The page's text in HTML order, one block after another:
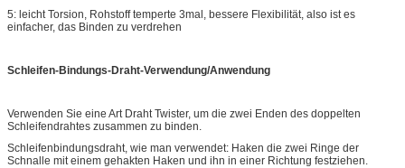
5: leicht Torsion, Rohstoff temperte 3mal, bessere Flexibilität, also ist es
einfacher, das Binden zu verdrehen
Schleifen-Bindungs-Draht-Verwendung/Anwendung
Verwenden Sie eine Art Draht Twister, um die zwei Enden des doppelten
Schleifendrahtes zusammen zu binden.
Schleifenbindungsdraht, wie man verwendet: Haken die zwei Ringe der
Schnalle mit einem gehakten Haken und ihn in einer Richtung festziehen.